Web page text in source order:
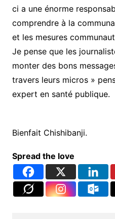
ci a une énorme
comprendre à la
et les mesures
Je pense que les
monter des bons
travers leurs micros »
expert en santé publique.
Bienfait Chishibanji.
Spread the love